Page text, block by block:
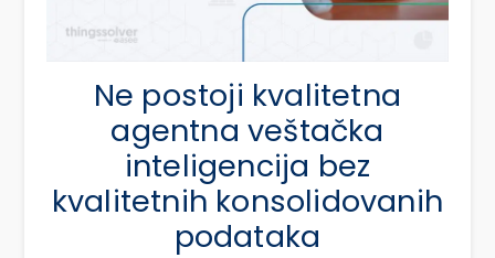
Ne postoji kvalitetna
agentna veštačka
inteligencija bez
kvalitetnih konsolidovanih
podataka